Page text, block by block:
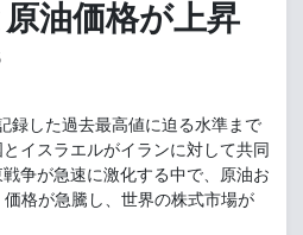
油価格が上昇
録した過去最高値に迫る水準まで
イスラエルがイランに対して共同
争が急速に激化する中で、原油お
格が急騰し、世界の株式市場が